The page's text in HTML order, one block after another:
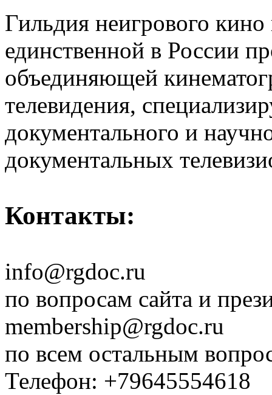
Гильдия неигрового кино
единственной в России
объединяющей
телевидения,
документального и
документальных
Контакты:
info@rgdoc.ru
по вопросам сайта и
membership@rgdoc.ru
по всем остальным
Телефон: +79645554618